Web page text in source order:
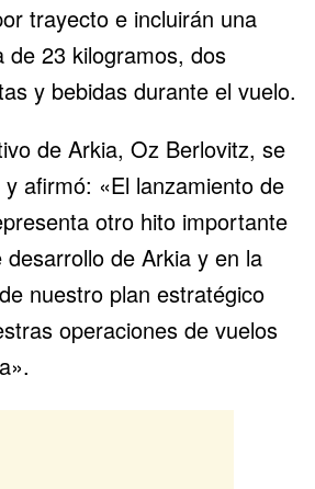
trayecto e incluirán una
de 23 kilogramos, dos
y bebidas durante el vuelo.
de Arkia, Oz Berlovitz, se
afirmó: «El lanzamiento de
otro hito importante
de Arkia y en la
nuestro plan estratégico
operaciones de vuelos